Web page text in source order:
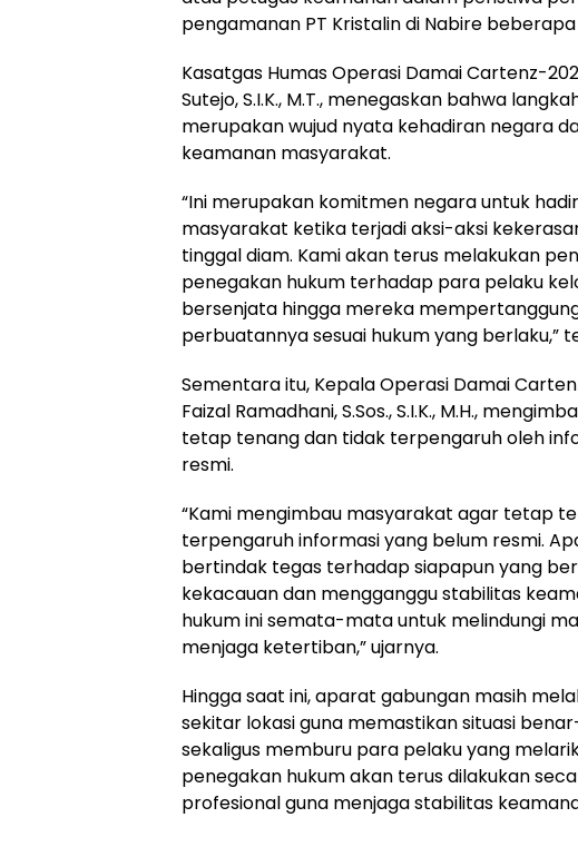
pengamanan PT Kristalin di Nabire
Kasatgas Humas Operasi Damai Cartenz-
Sutejo, S.I.K., M.T., menegaskan bahwa
merupakan wujud nyata kehadiran negara
keamanan masyarakat.
“Ini merupakan komitmen negara untuk
masyarakat ketika terjadi aksi-aksi
tinggal diam. Kami akan terus melakukan
penegakan hukum terhadap para pelaku
bersenjata hingga mereka
perbuatannya sesuai hukum yang berlaku,”
Sementara itu, Kepala Operasi Damai
Faizal Ramadhani, S.Sos., S.I.K., M.H.,
tetap tenang dan tidak terpengaruh oleh
resmi.
“Kami mengimbau masyarakat agar tetap
terpengaruh informasi yang belum resmi.
bertindak tegas terhadap siapapun yang
kekacauan dan mengganggu stabilitas
hukum ini semata-mata untuk melindungi
menjaga ketertiban,” ujarnya.
Hingga saat ini, aparat gabungan masih
sekitar lokasi guna memastikan situasi
sekaligus memburu para pelaku yang
penegakan hukum akan terus dilakukan
profesional guna menjaga stabilitas